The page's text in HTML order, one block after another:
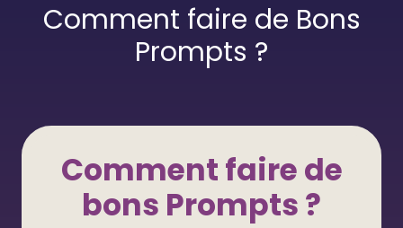
Comment faire de Bons
Prompts ?
Comment faire de
bons Prompts ?